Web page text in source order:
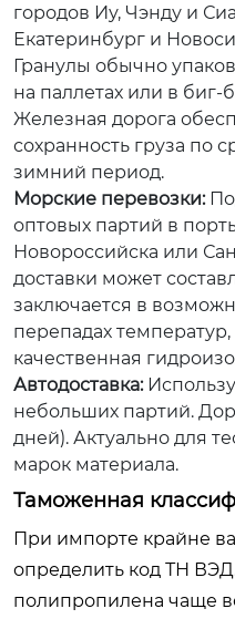
городов Иу, Чэнду и
Екатеринбург и
Гранулы обычно
на паллетах или в биг-
Железная дорога
сохранность груза по
зимний период.
Морские перевозки:
оптовых партий в
Новороссийска или
доставки может
заключается в
перепадах
качественная
Автодоставка:
небольших партий.
дней). Актуально для
марок материала.
Таможенная
При импорте крайне
определить код ТН
полипропилена чаще